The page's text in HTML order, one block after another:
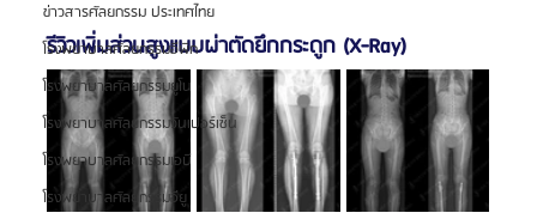
ข่าวสารศัลยกรรม ประเทศไทย
โรงพยาบาลศัลยกรรมอีพิก
โรงพยาบาลศัลยกรรมยูโน
โรงพยาบาลศัลยกรรมวันเปอร์เซ็น
โรงพยาบาลศัลยกรรมเอบี
โรงพยาบาลศัลยกรรมอียู
รีวิวเพิ่มส่วนสูงแบบผ่าตัดยึกกระดูก (X-Ray)